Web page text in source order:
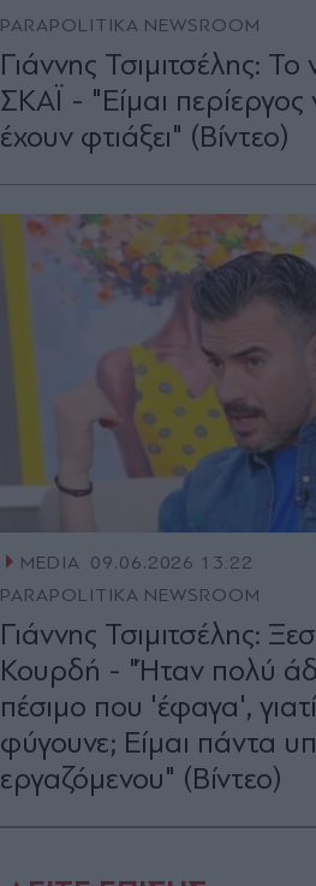
PARAPOLITIKA NEWSROOM
Γιάννης Τσιμιτσέλης:
ΣΚΑΪ - "Είμαι
έχουν φτιάξει" (Βίντεο)
MEDIA 09.06.2026 13:22
PARAPOLITIKA NEWSROOM
Γιάννης Τσιμιτσέλης:
Κουρδή - "Ήταν πολύ
πέσιμο που 'έφαγα',
φύγουνε; Είμαι πάντα
εργαζόμενου" (Βίντεο)